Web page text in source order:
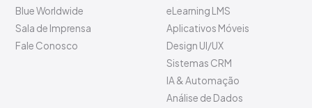
Blue Worldwide
Sala de Imprensa
Fale Conosco
eLearning LMS
Aplicativos Móveis
Design UI/UX
Sistemas CRM
IA & Automação
Análise de Dados